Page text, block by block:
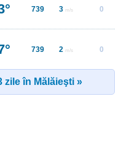
739 3 m/s 0
739 2 m/s 0
zile în Mălăieşti »